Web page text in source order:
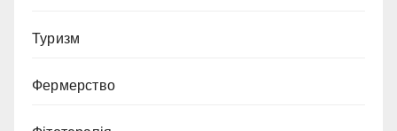
Туризм
Фермерство